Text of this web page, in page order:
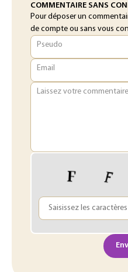
COMMENTAIRE SANS
Pour déposer un
de compte ou sans vous
Pseudo
Email
Laissez votre commentaire